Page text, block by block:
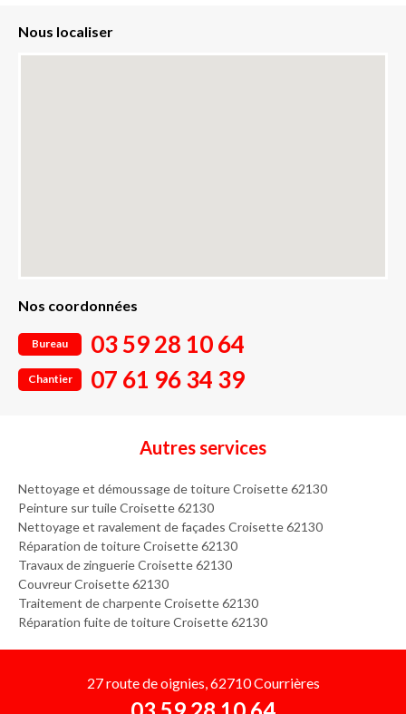
Nous localiser
Nos coordonnées
Bureau 03 59 28 10 64
Chantier 07 61 96 34 39
Autres services
Nettoyage et démoussage de toiture Croisette 62130
Peinture sur tuile Croisette 62130
Nettoyage et ravalement de façades Croisette 62130
Réparation de toiture Croisette 62130
Travaux de zinguerie Croisette 62130
Couvreur Croisette 62130
Traitement de charpente Croisette 62130
Réparation fuite de toiture Croisette 62130
27 route de oignies, 62710 Courrières